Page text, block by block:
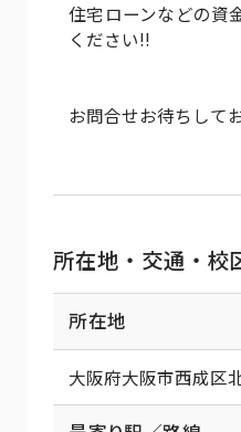
住宅ローンなどの資
ください!!
お問合せお待ちして
所在地・交通・校
所在地
大阪府大阪市西成区